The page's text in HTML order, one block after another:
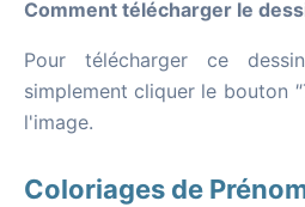
Comment télécharger le
Pour télécharger ce
simplement cliquer le bouton
l'image.
Coloriages de